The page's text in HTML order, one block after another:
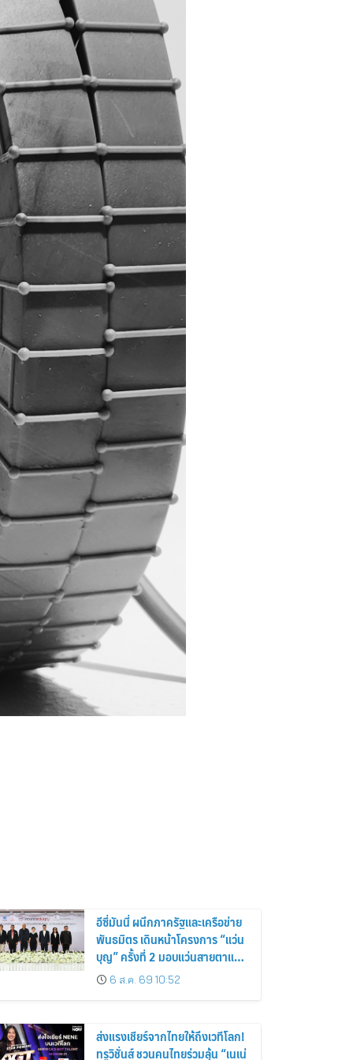
อีซี่มันนี่ ผนึกภาครัฐและเครือข่าย
พันธมิตร เดินหน้าโครงการ “แว่น
บุญ” ครั้งที่ 2 มอบแว่นสายตาแก่
ประชาชน 600 คน ขยายโอกาส
การมองเห็นสู่ชุมชนไทย
6 ส.ค. 69 10:52
ส่งแรงเชียร์จากไทยให้ถึงเวทีโลก!
ทรูวิชั่นส์ ชวนคนไทยร่วมลุ้น “เนเน่